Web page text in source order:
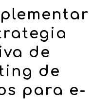
de
de
para e-